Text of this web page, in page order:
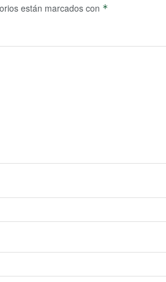
están marcados con *